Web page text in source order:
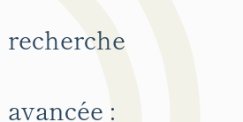
recherche
avancée :